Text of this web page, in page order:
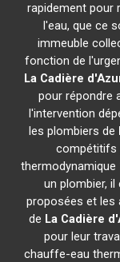
rapidement pour
l'eau, que ce
immeuble
fonction de
La Cadière
pour répondre
l'intervention
les plombiers de
compétitifs
thermodynamique
un plombier,
proposées et les
de La Cadière
pour leur
chauffe-eau